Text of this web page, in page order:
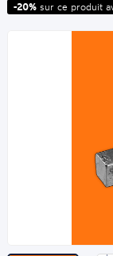
-20%sur ce produit